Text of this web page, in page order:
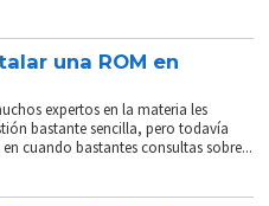
una ROM en
expertos en la materia les
bastante sencilla, pero todavía
cuando bastantes consultas sobre...